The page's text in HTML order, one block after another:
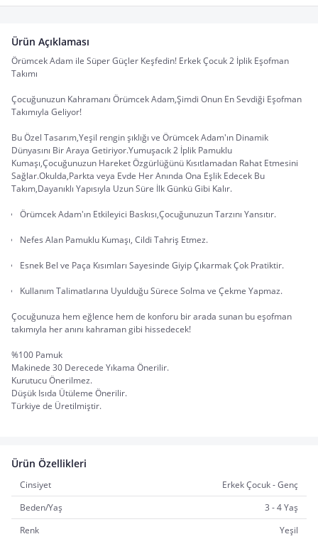
Ürün Açıklaması
Örümcek Adam ile Süper Güçler Keşfedin! Erkek Çocuk 2 İplik Eşofman
Takımı
Çocuğunuzun Kahramanı Örümcek Adam,Şimdi Onun En Sevdiği Eşofman
Takımıyla Geliyor!
Bu Özel Tasarım,Yeşil rengin şıklığı ve Örümcek Adam'ın Dinamik
Dünyasını Bir Araya Getiriyor.Yumuşacık 2 İplik Pamuklu
Kumaşı,Çocuğunuzun Hareket Özgürlüğünü Kısıtlamadan Rahat Etmesini
Sağlar.Okulda,Parkta veya Evde Her Anında Ona Eşlik Edecek Bu
Takım,Dayanıklı Yapısıyla Uzun Süre İlk Günkü Gibi Kalır.
Örümcek Adam'ın Etkileyici Baskısı,Çocuğunuzun Tarzını Yansıtır.
Nefes Alan Pamuklu Kumaşı, Cildi Tahriş Etmez.
Esnek Bel ve Paça Kısımları Sayesinde Giyip Çıkarmak Çok Pratiktir.
Kullanım Talimatlarına Uyulduğu Sürece Solma ve Çekme Yapmaz.
Çocuğunuza hem eğlence hem de konforu bir arada sunan bu eşofman
takımıyla her anını kahraman gibi hissedecek!
%100 Pamuk
Makinede 30 Derecede Yıkama Önerilir.
Kurutucu Önerilmez.
Düşük Isıda Ütüleme Önerilir.
Türkiye de Üretilmiştir.
Ürün Özellikleri
Cinsiyet
Erkek Çocuk - Genç
Beden/Yaş
3 - 4 Yaş
Renk
Yeşil